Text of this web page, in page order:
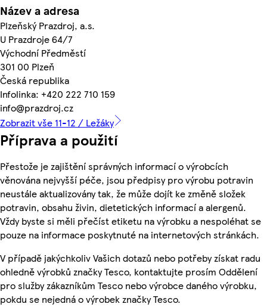
Název a adresa
Plzeňský Prazdroj, a.s.
U Prazdroje 64/7
Východní Předměstí
301 00 Plzeň
Česká republika
Infolinka: +420 222 710 159
info@prazdroj.cz
Zobrazit vše 11-12 / Ležáky
Příprava a použití
Přestože je zajištění správných informací o výrobcích
věnována nejvyšší péče, jsou předpisy pro výrobu potravin
neustále aktualizovány tak, že může dojít ke změně složek
potravin, obsahu živin, dietetických informací a alergenů.
Vždy byste si měli přečíst etiketu na výrobku a nespoléhat se
pouze na informace poskytnuté na internetových stránkách.
V případě jakýchkoliv Vašich dotazů nebo potřeby získat radu
ohledně výrobků značky Tesco, kontaktujte prosím Oddělení
pro služby zákazníkům Tesco nebo výrobce daného výrobku,
pokdu se nejedná o výrobek značky Tesco.